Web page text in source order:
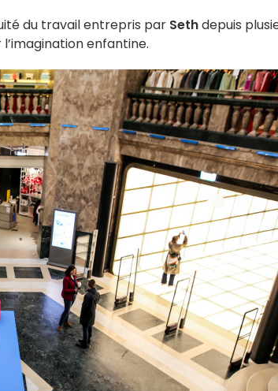
du travail entrepris par Sethdepuis
enfantine.